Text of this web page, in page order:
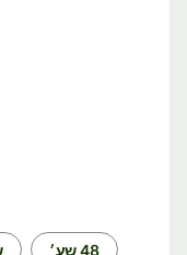
48 שע׳